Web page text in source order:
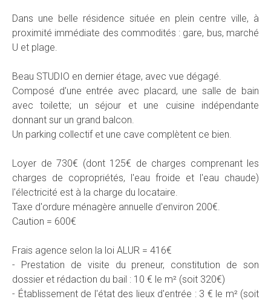
Dans une belle résidence située en plein centre ville, à
proximité immédiate des commodités : gare, bus, marché
U et plage.
Beau STUDIO en dernier étage, avec vue dégagé.
Composé d'une entrée avec placard, une salle de bain
avec toilette; un séjour et une cuisine indépendante
donnant sur un grand balcon.
Un parking collectif et une cave complètent ce bien.
Loyer de 730€ (dont 125€ de charges comprenant les
charges de copropriétés, l'eau froide et l'eau chaude)
l'électricité est à la charge du locataire.
Taxe d'ordure ménagère annuelle d'environ 200€.
Caution = 600€
Frais agence selon la loi ALUR = 416€
- Prestation de visite du preneur, constitution de son
dossier et rédaction du bail : 10 € le m² (soit 320€)
- Établissement de l'état des lieux d'entrée : 3 € le m² (soit